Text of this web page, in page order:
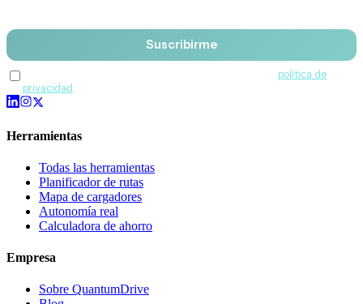
Suscribirme
política de
privacidad
Herramientas
Todas las herramientas
Planificador de rutas
Mapa de cargadores
Autonomía real
Calculadora de ahorro
Empresa
Sobre QuantumDrive